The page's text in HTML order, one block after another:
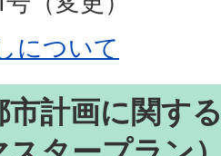
について
市計画に関す